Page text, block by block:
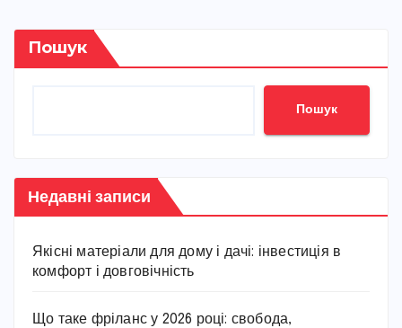
Пошук
Пошук
Недавні записи
Якісні матеріали для дому і дачі: інвестиція в
комфорт і довговічність
Що таке фріланс у 2026 році: свобода,